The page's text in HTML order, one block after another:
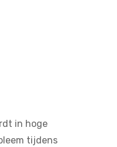
in hoge
tijdens